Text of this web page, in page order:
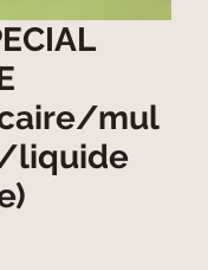
mul
liquide